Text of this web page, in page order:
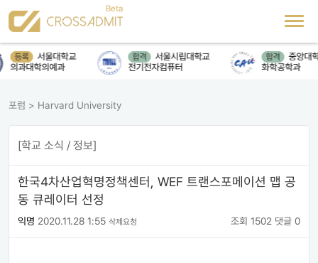
등록
서울대학교
의과대학의예과
합격
서울시립대학교
전기전자컴퓨터
합격
중앙대학
화학공학과
포럼 > Harvard University
[학교 소식 / 정보]
한국4차산업혁명정책센터, WEF 트랜스포메이션 맵 공
동 큐레이터 선정​
익명 2020.11.28 1:55 삭제요청 조회 1502 댓글 0